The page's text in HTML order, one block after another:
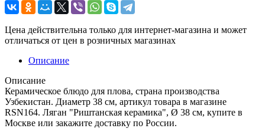
Цена действительна только для интернет-магазина и может
отличаться от цен в розничных магазинах
Описание
Описание
Керамическое блюдо для плова, страна производства
Узбекистан. Диаметр 38 см, артикул товара в магазине
RSN164. Ляган "Риштанская керамика", Ø 38 см, купите в
Москве или закажите доставку по России.